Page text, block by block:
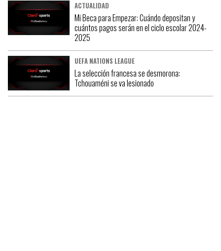
ACTUALIDAD
Mi Beca para Empezar: Cuándo depositan y
cuántos pagos serán en el ciclo escolar 2024-
2025
UEFA NATIONS LEAGUE
La selección francesa se desmorona:
Tchouaméni se va lesionado